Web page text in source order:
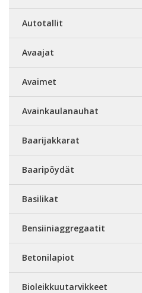
Autotallit
Avaajat
Avaimet
Avainkaulanauhat
Baarijakkarat
Baaripöydät
Basilikat
Bensiiniaggregaatit
Betonilapiot
Bioleikkuutarvikkeet